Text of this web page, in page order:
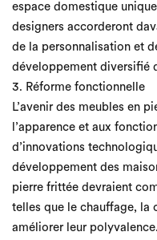
espace domestique
designers accorderont
de la personnalisation et
développement diversifié
3. Réforme fonctionnelle
L’avenir des meubles en
l’apparence et aux
d’innovations
développement des
pierre frittée devraient
telles que le chauffage, la
améliorer leur